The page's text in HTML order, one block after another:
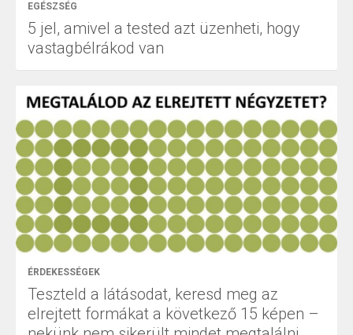
EGÉSZSÉG
5 jel, amivel a tested azt üzenheti, hogy
vastagbélrákod van
ÉRDEKESSÉGEK
Teszteld a látásodat, keresd meg az
elrejtett formákat a következő 15 képen –